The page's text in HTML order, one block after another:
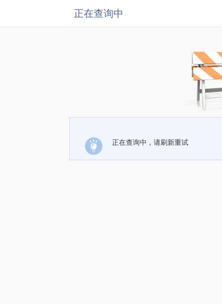
正在查询中
正在查询中，请刷新重试